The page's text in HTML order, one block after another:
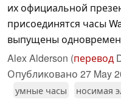
их официальной
присоединятся часы
выпущены
Alex Alderson (перевод
Опубликовано 27 May
умные часы носимая